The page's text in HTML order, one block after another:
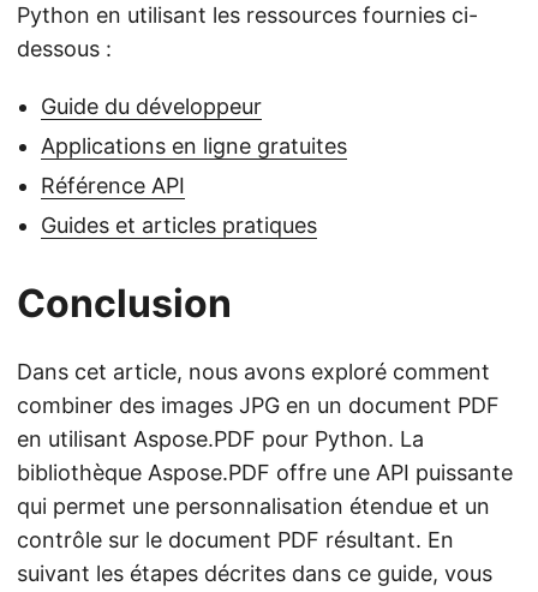
Python en utilisant les ressources fournies ci-
dessous :
Guide du développeur
Applications en ligne gratuites
Référence API
Guides et articles pratiques
Conclusion
Dans cet article, nous avons exploré comment
combiner des images JPG en un document PDF
en utilisant Aspose.PDF pour Python. La
bibliothèque Aspose.PDF offre une API puissante
qui permet une personnalisation étendue et un
contrôle sur le document PDF résultant. En
suivant les étapes décrites dans ce guide, vous